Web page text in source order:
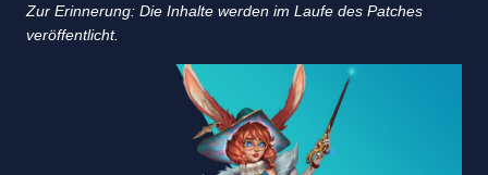
Zur Erinnerung: Die Inhalte werden im Laufe des Patches
veröffentlicht.